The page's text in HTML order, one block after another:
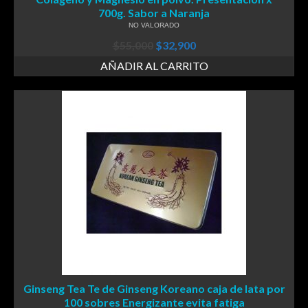
700g. Sabor a Naranja
NO VALORADO
$32,900
AÑADIR AL CARRITO
Ginseng Tea Te de Ginseng Koreano caja de lata por
100 sobres Energizante evita fatiga